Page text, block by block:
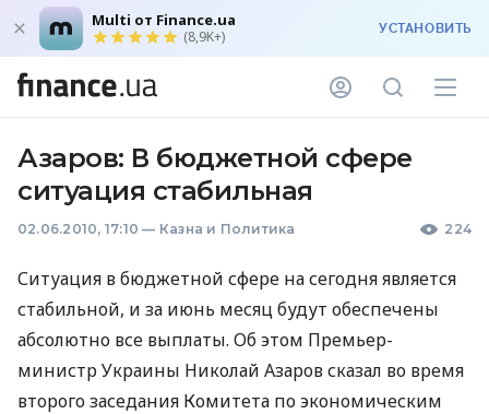
Multi от Finance.ua
(8,9K+) УСТАНОВИТЬ
Азаров: В бюджетной сфере
ситуация стабильная
02.06.2010, 17:10 — Казна и Политика 224
Ситуация в бюджетной сфере на сегодня является
стабильной, и за июнь месяц будут обеспечены
абсолютно все выплаты. Об этом Премьер-
министр Украины Николай Азаров сказал во время
второго заседания Комитета по экономическим